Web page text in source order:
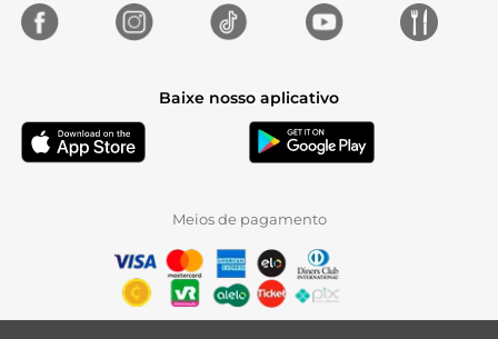
Baixe nosso aplicativo
Meios de pagamento